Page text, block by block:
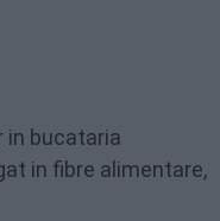
in bucataria
in fibre alimentare,